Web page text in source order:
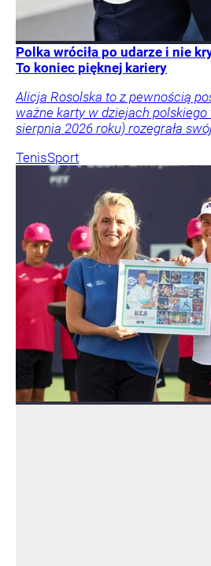
Polka wróciła po udarze i nie
To koniec pięknej kariery
Alicja Rosolska to z pewnością
ważne karty w dziejach polskiego
sierpnia 2026 roku) rozegrała
TenisSport